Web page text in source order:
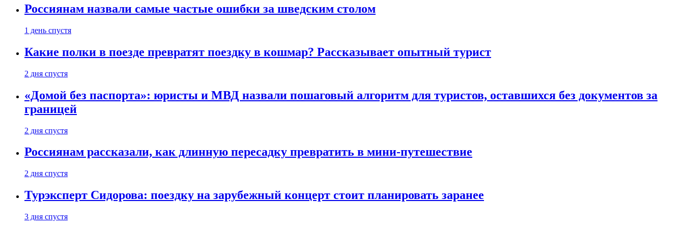
Россиянам назвали самые частые ошибки за шведским столом
1 день спустя
Какие полки в поезде превратят поездку в кошмар? Рассказывает опытный турист
2 дня спустя
«Домой без паспорта»: юристы и МВД назвали пошаговый алгоритм для туристов, оставшихся без документов за
границей
2 дня спустя
Россиянам рассказали, как длинную пересадку превратить в мини-путешествие
2 дня спустя
Турэксперт Сидорова: поездку на зарубежный концерт стоит планировать заранее
3 дня спустя